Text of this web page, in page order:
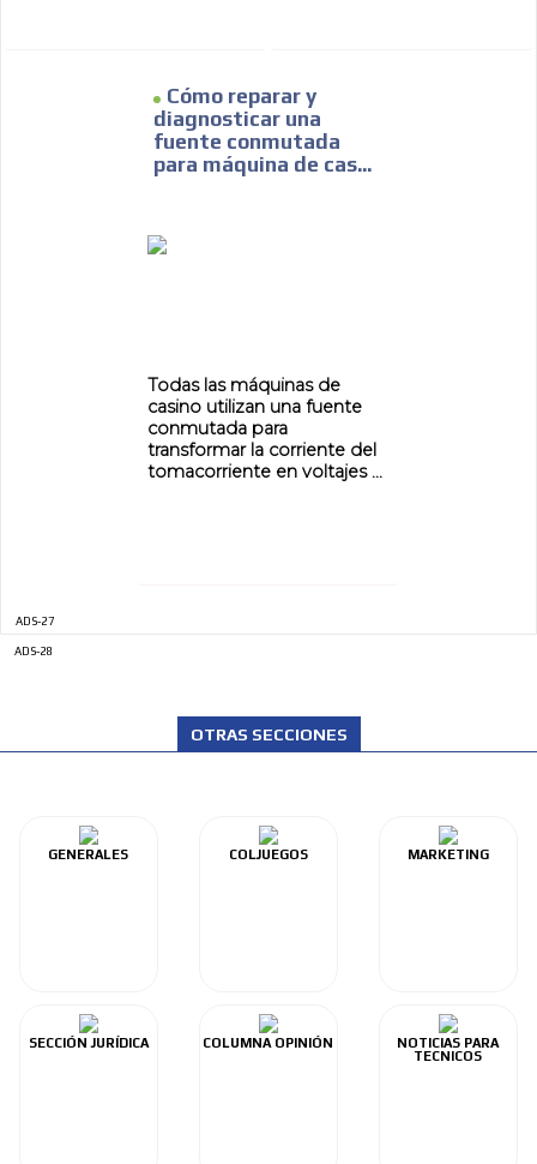
Cómo reparar y
diagnosticar una
fuente conmutada
para máquina de cas...
Todas las máquinas de
casino utilizan una fuente
conmutada para
transformar la corriente del
tomacorriente en voltajes ...
ADS-27
ADS-28
OTRAS SECCIONES
GENERALES COLJUEGOS MARKETING
SECCIÓN JURÍDICA COLUMNA OPINIÓN
NOTICIAS PARA
TECNICOS